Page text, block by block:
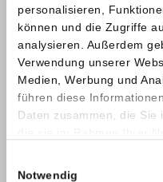
personalisieren,
können und die Zugriffe
analysieren. Außerdem
Verwendung unserer
Medien, Werbung und
führen diese
Daten zusammen, die
Notwendig
Telefonnummer
E-Mail *
Nachricht *